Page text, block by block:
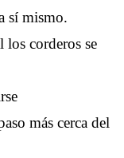
sí mismo.
los corderos se
más cerca del